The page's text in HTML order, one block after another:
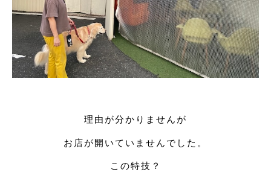
理由が分かりませんが
お店が開いていませんでした。
この特技？